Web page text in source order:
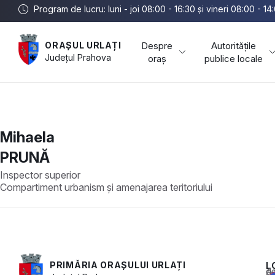
Program de lucru: luni - joi 08:00 - 16:30 și vineri 08:00 -
ORAȘUL URLAȚI
JudețulPrahova
Despre
oraș
Autoritățile
publice locale
Mihaela
PRUNĂ
Inspector superior
Compartiment urbanism și amenajarea teritoriului
PRIMĂRIA ORAȘULUI URLAȚI
Acest